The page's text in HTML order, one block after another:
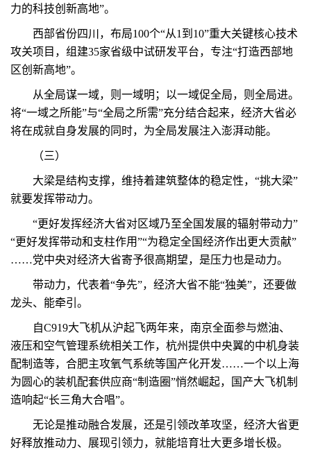
力的科技创新高地”。
西部省份四川，布局100个“从1到10”重大关键核心技术
攻关项目，组建35家省级中试研发平台，专注“打造西部地
区创新高地”。
从全局谋一域，则一域明；以一域促全局，则全局进。
将“一域之所能”与“全局之所需”充分结合起来，经济大省必
将在成就自身发展的同时，为全局发展注入澎湃动能。
（三）
大梁是结构支撑，维持着建筑整体的稳定性，“挑大梁”
就要发挥带动力。
“更好发挥经济大省对区域乃至全国发展的辐射带动力”
“更好发挥带动和支柱作用”“为稳定全国经济作出更大贡献”
……党中央对经济大省寄予很高期望，是压力也是动力。
带动力，代表着“争先”，经济大省不能“独美”，还要做
龙头、能牵引。
自C919大飞机从沪起飞两年来，南京全面参与燃油、
液压和空气管理系统相关工作，杭州提供中央翼的中机身装
配制造等，合肥主攻氧气系统等国产化开发……一个以上海
为圆心的装机配套供应商“制造圈”悄然崛起，国产大飞机制
造响起“长三角大合唱”。
无论是推动融合发展，还是引领改革攻坚，经济大省更
好释放推动力、展现引领力，就能培育壮大更多增长极。